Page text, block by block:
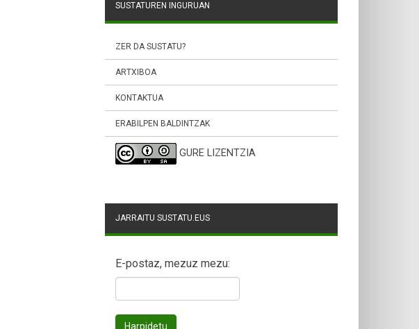
SUSTATUREN INGURUAN
ZER DA SUSTATU?
ARTXIBOA
KONTAKTUA
ERABILPEN BALDINTZAK
GURE LIZENTZIA
JARRAITU SUSTATU.EUS
E-postaz, mezuz mezu: